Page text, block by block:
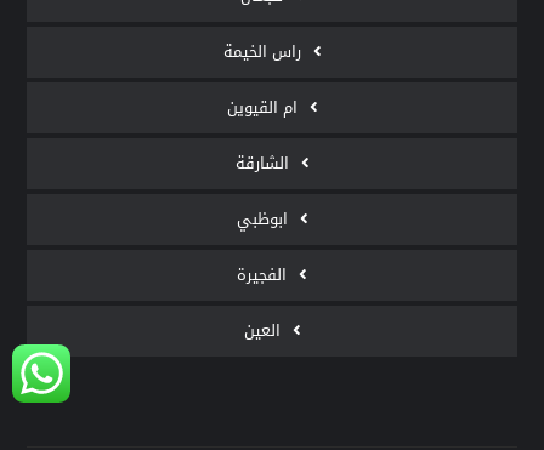
راس الخيمة
ام القيوين
الشارقة
ابوظبي
الفجيرة
العين